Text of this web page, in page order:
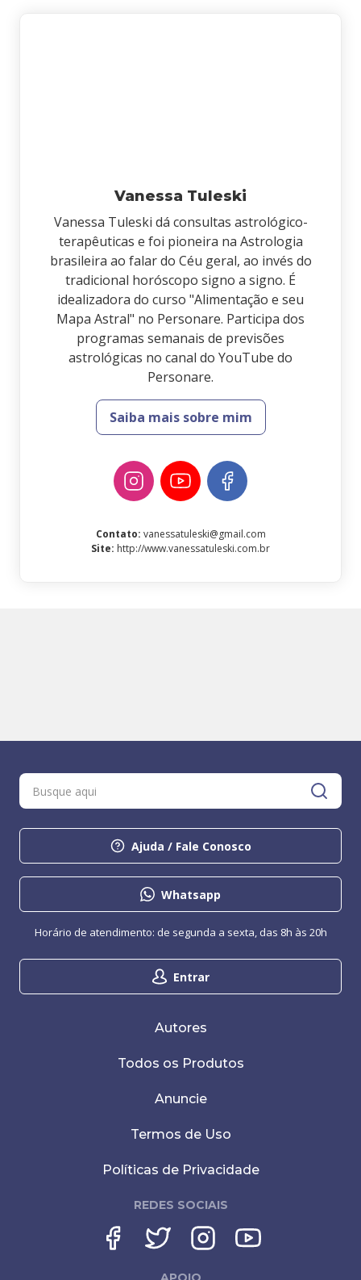
Vanessa Tuleski
Vanessa Tuleski dá consultas astrológico-
terapêuticas e foi pioneira na Astrologia
brasileira ao falar do Céu geral, ao invés do
tradicional horóscopo signo a signo. É
idealizadora do curso "Alimentação e seu
Mapa Astral" no Personare. Participa dos
programas semanais de previsões
astrológicas no canal do YouTube do
Personare.
Saiba mais sobre mim
Contato: vanessatuleski@gmail.com
Site: http://www.vanessatuleski.com.br
Ajuda / Fale Conosco
Whatsapp
Entrar
Horário de atendimento: de segunda a sexta, das 8h às 20h
Autores
Todos os Produtos
Anuncie
Termos de Uso
Políticas de Privacidade
REDES SOCIAIS